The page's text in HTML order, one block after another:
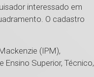
interessado em
O cadastro
(IPM),
Ensino Superior, Técnico,